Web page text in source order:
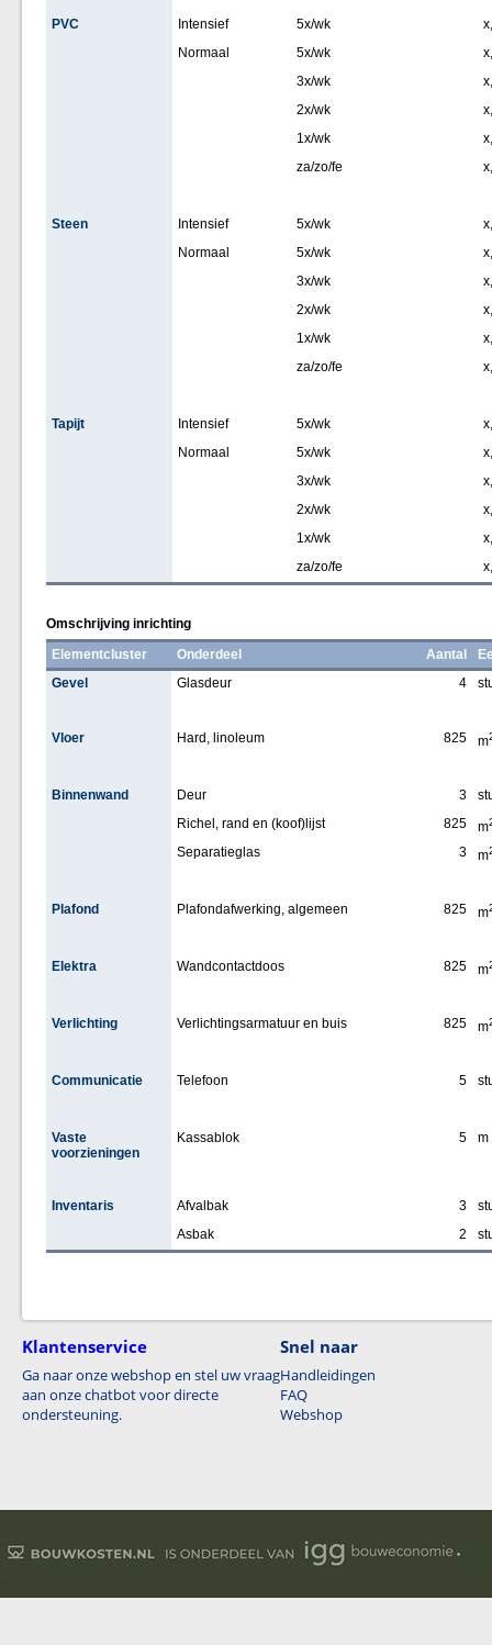
PVC Intensief 5x/wk
Normaal
5x/wk
3x/wk
2x/wk
1x/wk
za/zo/fe
Steen Intensief 5x/wk
Normaal
5x/wk
3x/wk
2x/wk
1x/wk
za/zo/fe
Tapijt Intensief 5x/wk
Normaal
5x/wk
3x/wk
2x/wk
1x/wk
za/zo/fe
Omschrijving inrichting
Elementcluster
Onderdeel Aantal
Gevel
Glasdeur 4
Vloer Hard, linoleum 825 m
Binnenwand Deur 3
Richel, rand en (koof)lijst
825 m
Separatieglas 3 m
Plafond Plafondafwerking, algemeen 825 m
Elektra Wandcontactdoos 825 m
Verlichting Verlichtingsarmatuur en buis 825 m
Communicatie Telefoon 5
Vaste
voorzieningen
Kassablok 5 m
Inventaris Afvalbak 3
Asbak
2
Klantenservice
Ga naar onze webshop en stel uw vraag
aan onze chatbot voor directe
ondersteuning.
Snel naar
Handleidingen
FAQ
Webshop